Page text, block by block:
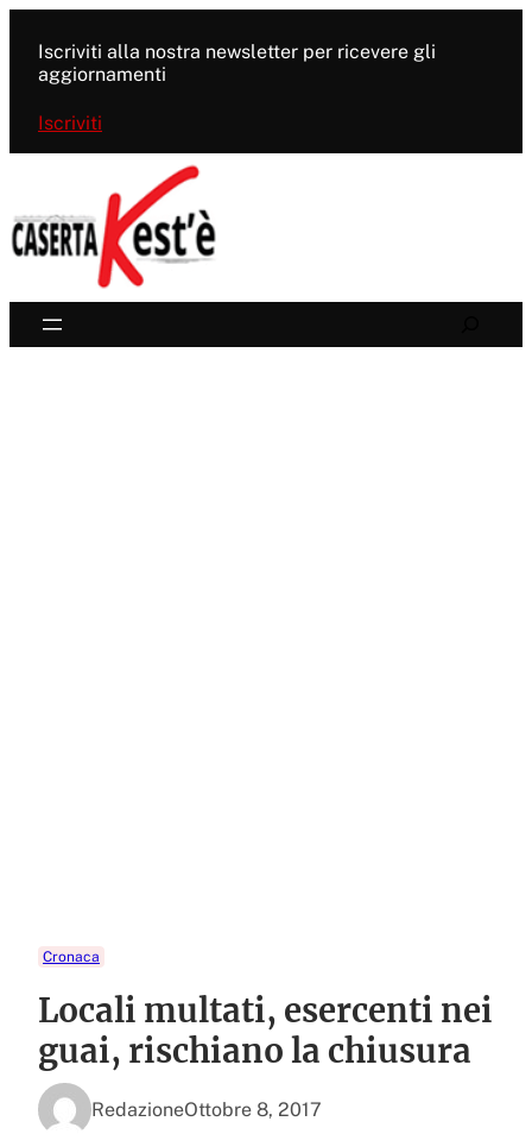
contenuto
Iscriviti alla nostra newsletter per ricevere gli
aggiornamenti
Iscriviti
Cronaca
Locali multati, esercenti nei
guai, rischiano la chiusura
RedazioneOttobre 8, 2017